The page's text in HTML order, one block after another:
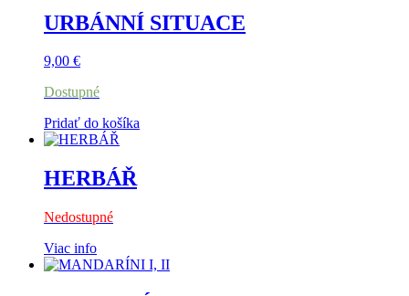
URBÁNNÍ SITUACE
9,00 €
Dostupné
Pridať do košíka
HERBÁŘ
Nedostupné
Viac info